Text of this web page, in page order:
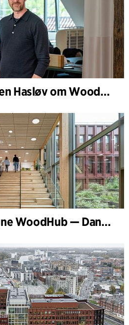
Q&A: Thue Borgen Hasløv om WoodHub
Intervju: Å designe WoodHub — Danmarks største trebygg